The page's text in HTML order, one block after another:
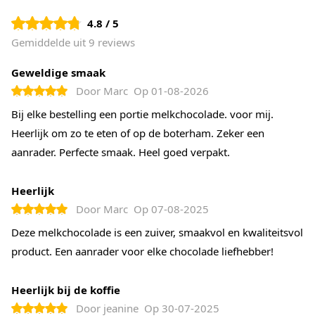
4.8 / 5
Gemiddelde uit 9 reviews
Geweldige smaak
Door Marc Op 01-08-2026
Bij elke bestelling een portie melkchocolade. voor mij.
Heerlijk om zo te eten of op de boterham. Zeker een
aanrader. Perfecte smaak. Heel goed verpakt.
Heerlijk
Door Marc Op 07-08-2025
Deze melkchocolade is een zuiver, smaakvol en kwaliteitsvol
product. Een aanrader voor elke chocolade liefhebber!
Heerlijk bij de koffie
Door jeanine Op 30-07-2025